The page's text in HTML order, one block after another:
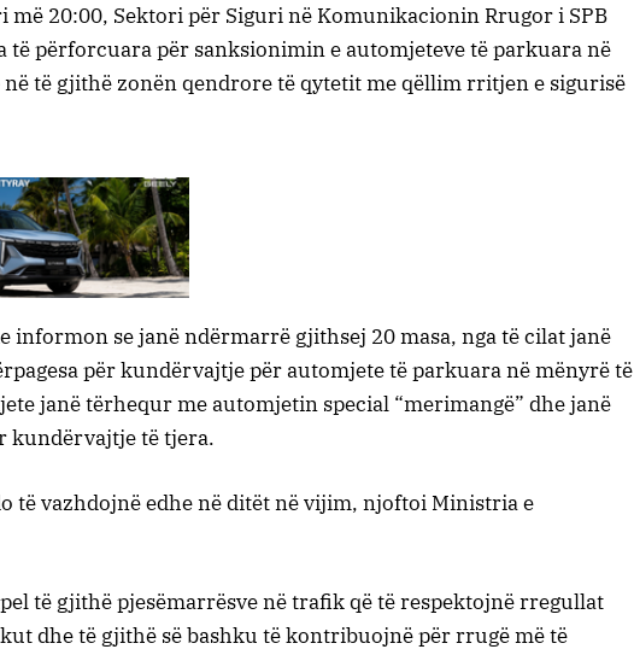
më 20:00, Sektori për Siguri në Komunikacionin Rrugor i SPB
të përforcuara për sanksionimin e automjeteve të parkuara në
të gjithë zonën qendrore të qytetit me qëllim rritjen e sigurisë
informon se janë ndërmarrë gjithsej 20 masa, nga të cilat janë
për kundërvajtje për automjete të parkuara në mënyrë të
janë tërhequr me automjetin special “merimangë” dhe janë
kundërvajtje të tjera.
të vazhdojnë edhe në ditët në vijim, njoftoi Ministria e
të gjithë pjesëmarrësve në trafik që të respektojnë rregullat
dhe të gjithë së bashku të kontribuojnë për rrugë më të